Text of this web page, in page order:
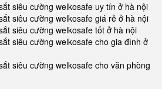
siêu cường welkosafe uy tín ở hà nội
siêu cường welkosafe giá rẻ ở hà nội
siêu cường welkosafe tốt ở hà nội
siêu cường welkosafe cho gia đình ở
siêu cường welkosafe cho văn phòng